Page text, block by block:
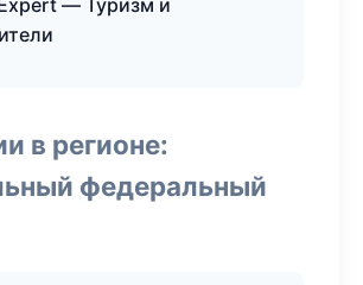
— Туризм и
в регионе:
федеральный